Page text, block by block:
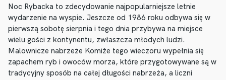
Noc Rybacka to zdecydowanie najpopularniejsze letnie
wydarzenie na wyspie. Jeszcze od 1986 roku odbywa się w
pierwszą sobotę sierpnia i tego dnia przybywa na miejsce
wielu gości z kontynentu, zwłaszcza młodych ludzi.
Malownicze nabrzeże Komiže tego wieczoru wypełnia się
zapachem ryb i owoców morza, które przygotowywane są w
tradycyjny sposób na całej długości nabrzeża, a liczni